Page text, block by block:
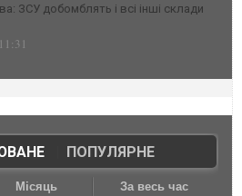
ЗСУ добомблять і всі інші склади
| ПОПУЛЯРНЕ
Місяць За весь час